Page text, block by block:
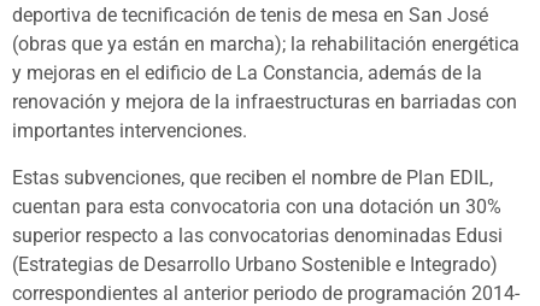
deportiva de tecnificación de tenis de mesa en San José
(obras que ya están en marcha); la rehabilitación energética
y mejoras en el edificio de La Constancia, además de la
renovación y mejora de la infraestructuras en barriadas con
importantes intervenciones.
Estas subvenciones, que reciben el nombre de Plan EDIL,
cuentan para esta convocatoria con una dotación un 30%
superior respecto a las convocatorias denominadas Edusi
(Estrategias de Desarrollo Urbano Sostenible e Integrado)
correspondientes al anterior periodo de programación 2014-